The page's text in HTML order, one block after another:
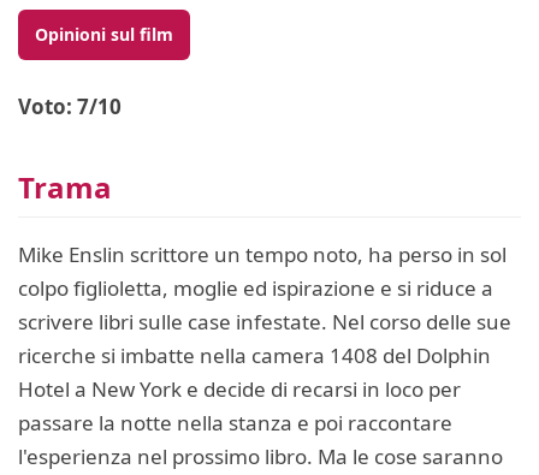
Opinioni sul film
Voto: 7/10
Trama
Mike Enslin scrittore un tempo noto, ha perso in sol
colpo figlioletta, moglie ed ispirazione e si riduce a
scrivere libri sulle case infestate. Nel corso delle sue
ricerche si imbatte nella camera 1408 del Dolphin
Hotel a New York e decide di recarsi in loco per
passare la notte nella stanza e poi raccontare
l'esperienza nel prossimo libro. Ma le cose saranno